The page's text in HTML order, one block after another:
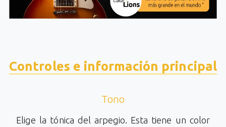
Controles e información principal
Tono
Elige la tónica del arpegio. Esta tiene un color